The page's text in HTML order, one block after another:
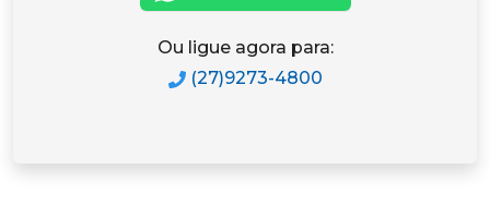
Ou ligue agora para:
(27)9273-4800